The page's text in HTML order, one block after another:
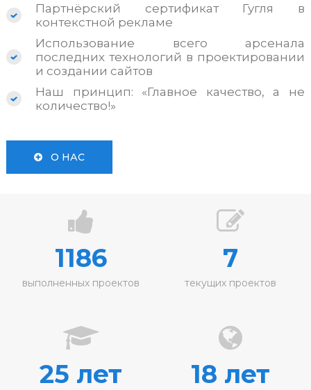
Партнёрский сертификат Гугля в
контекстной рекламе
Использование всего арсенала
последних технологий в проектировании
и создании сайтов
Наш принцип: «Главное качество, а не
количество!»
О НАС
1186
выполненных проектов
7
текущих проектов
25 лет 18 лет